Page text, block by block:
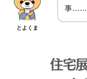
とよくま
事……